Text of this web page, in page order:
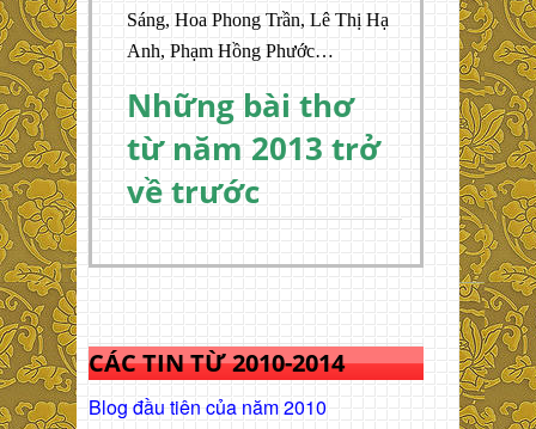
Sáng, Hoa Phong Trần, Lê Thị Hạ
Anh, Phạm Hồng Phước…
Những bài thơ
từ năm 2013 trở
về trước
CÁC TIN TỪ 2010-2014
Blog đầu tiên của năm 2010